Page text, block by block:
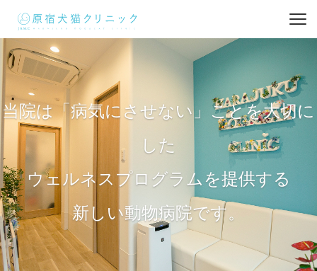
当院は「病気にさせない」ことを大切に
した
ウェルネスプログラムを提供する
新しい動物病院です。